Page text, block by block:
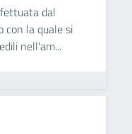
dal
con la quale si
nell'am...